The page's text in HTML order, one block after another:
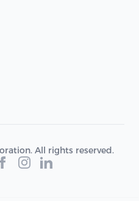
All rights reserved.